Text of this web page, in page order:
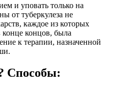
и уповать только на
от туберкулеза не
каждое из которых
конце концов, была
к терапии, назначенной
Способы: